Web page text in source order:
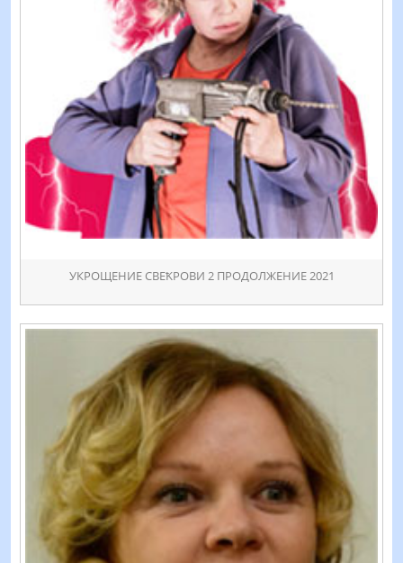
УКРОЩЕНИЕ СВЕҞРОВИ 2 ПРОДОЛЖЕНИЕ 2021